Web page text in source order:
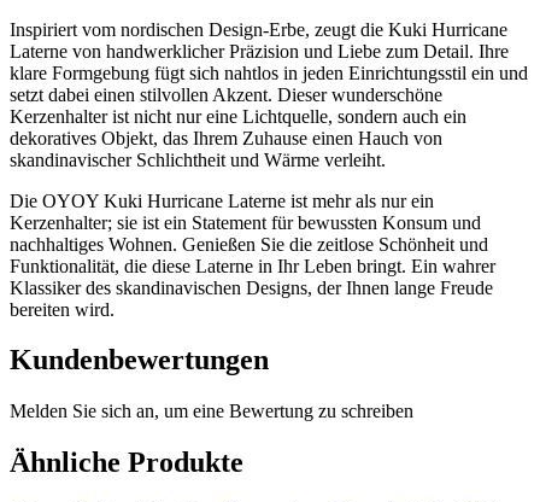
Inspiriert vom nordischen Design-Erbe, zeugt die Kuki Hurricane
Laterne von handwerklicher Präzision und Liebe zum Detail. Ihre
klare Formgebung fügt sich nahtlos in jeden Einrichtungsstil ein und
setzt dabei einen stilvollen Akzent. Dieser wunderschöne
Kerzenhalter ist nicht nur eine Lichtquelle, sondern auch ein
dekoratives Objekt, das Ihrem Zuhause einen Hauch von
skandinavischer Schlichtheit und Wärme verleiht.
Die OYOY Kuki Hurricane Laterne ist mehr als nur ein
Kerzenhalter; sie ist ein Statement für bewussten Konsum und
nachhaltiges Wohnen. Genießen Sie die zeitlose Schönheit und
Funktionalität, die diese Laterne in Ihr Leben bringt. Ein wahrer
Klassiker des skandinavischen Designs, der Ihnen lange Freude
bereiten wird.
Kundenbewertungen
Melden Sie sich an, um eine Bewertung zu schreiben
Ähnliche Produkte